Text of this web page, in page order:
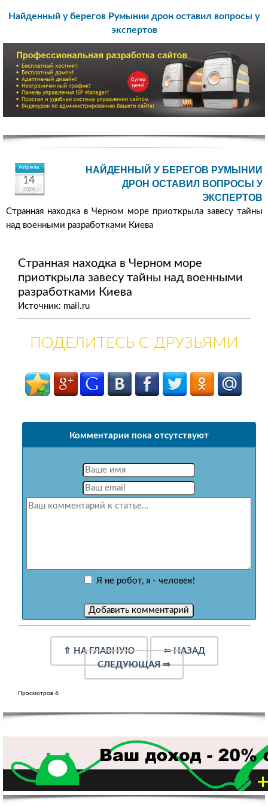
Найденный у берегов Румынии дрон оставил вопросы у
экспертов
Апрель
14
2024
НАЙДЕННЫЙ У БЕРЕГОВ РУМЫНИИ
ДРОН ОСТАВИЛ ВОПРОСЫ У
ЭКСПЕРТОВ
Странная находка в Черном море приоткрыла завесу тайны
над военными разработками Киева
Странная находка в Черном море
приоткрыла завесу тайны над военными
разработками Киева
Источник: mail.ru
ПОДЕЛИТЕСЬ С ДРУЗЬЯМИ
Комментарии пока отсутствуют
Я не робот, я - человек!
⇑ НА ГЛАВНУЮ ⇐НАЗАД
СЛЕДУЮЩАЯ⇒
Просмотров 6